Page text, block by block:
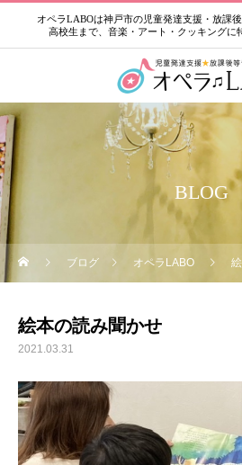
オペラLABOは神戸市の児童発達支援・放課
高校生まで、音楽・アート・クッキングに
BLOG
ブログ オペラLABO
絵本の読み聞かせ
2021.03.31